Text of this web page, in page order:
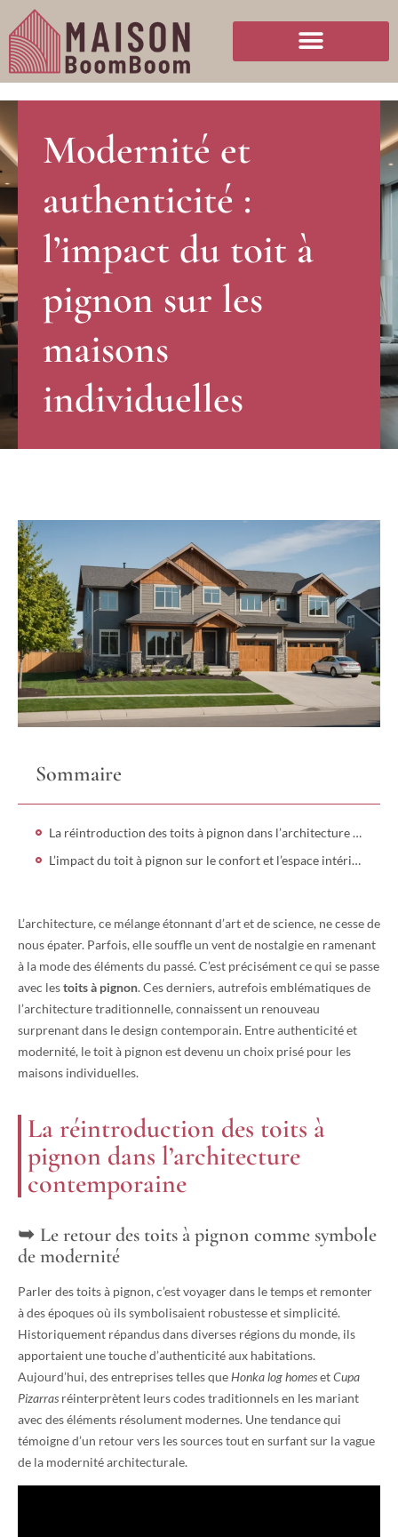
Modernité et
authenticité :
l’impact du toit à
pignon sur les
maisons
individuelles
Sommaire
La réintroduction des toits à pignon dans l’architecture contemporaine
L’impact du toit à pignon sur le confort et l’espace intérieur
L’architecture, ce mélange étonnant d’art et de science, ne cesse de
nous épater. Parfois, elle souffle un vent de nostalgie en ramenant
à la mode des éléments du passé. C’est précisément ce qui se passe
avec lestoits à pignon. Ces derniers, autrefois emblématiques de
l’architecture traditionnelle, connaissent un renouveau
surprenant dans le design contemporain. Entre authenticité et
modernité, le toit à pignon est devenu un choix prisé pour les
maisons individuelles.
La réintroduction des toits à
pignon dans l’architecture
contemporaine
Le retour des toits à pignon comme symbole
de modernité
Parler des toits à pignon, c’est voyager dans le temps et remonter
à des époques où ils symbolisaient robustesse et simplicité.
Historiquement répandus dans diverses régions du monde, ils
apportaient une touche d’authenticité aux habitations.
Aujourd’hui, des entreprises telles queHonka log homesetCupa
Pizarras réinterprètent leurs codes traditionnels en les mariant
avec des éléments résolument modernes. Une tendance qui
témoigne d’un retour vers les sources tout en surfant sur la vague
de la modernité architecturale.